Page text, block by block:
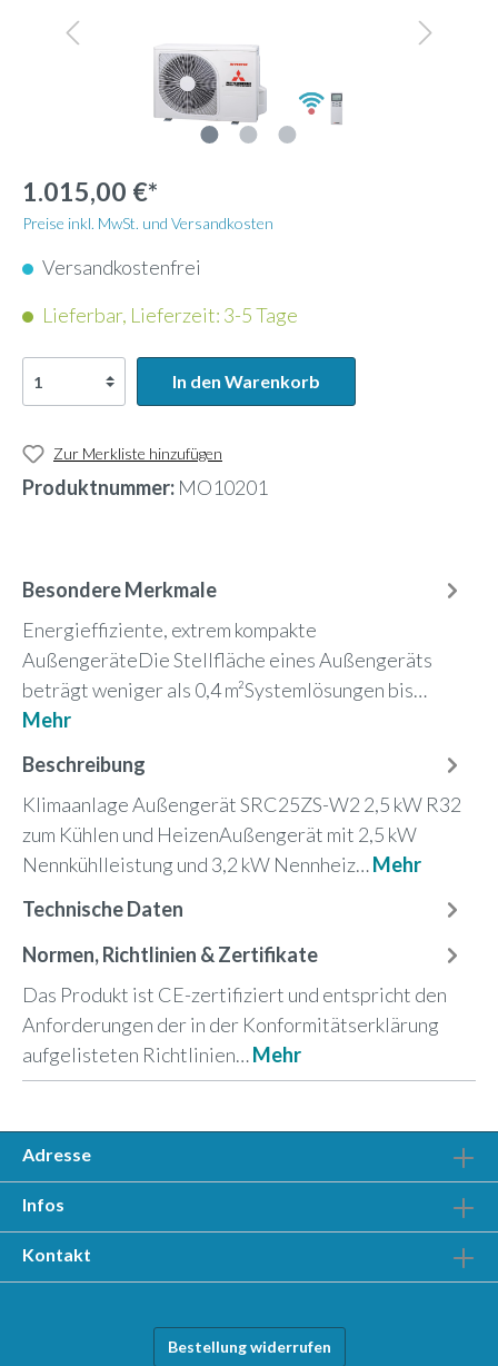
1.015,00 €*
Preise inkl. MwSt. und Versandkosten
Versandkostenfrei
Lieferbar, Lieferzeit: 3-5 Tage
In den Warenkorb
Zur Merkliste hinzufügen
Produktnummer: MO10201
Besondere Merkmale
Energieffiziente, extrem kompakte
AußengeräteDie Stellfläche eines Außengeräts
beträgt weniger als 0,4 m²Systemlösungen bis…
Mehr
Beschreibung
Klimaanlage Außengerät SRC25ZS-W2 2,5 kW R32
zum Kühlen und HeizenAußengerät mit 2,5 kW
Nennkühlleistung und 3,2 kW Nennheiz…Mehr
Technische Daten
Normen, Richtlinien & Zertifikate
Das Produkt ist CE-zertifiziert und entspricht den
Anforderungen der in der Konformitätserklärung
aufgelisteten Richtlinien…Mehr
Adresse
Infos
Kontakt
Bestellung widerrufen